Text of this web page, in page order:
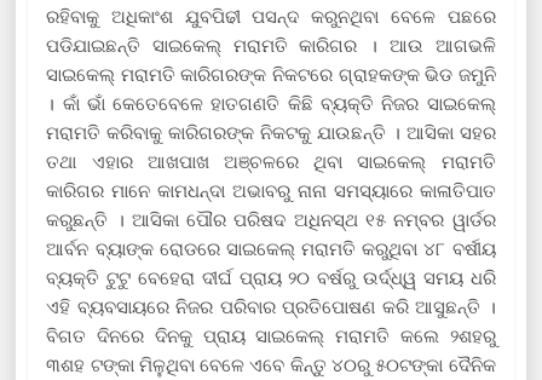
ରହିବାକୁ ଅଧିକାଂଶ ଯୁବପିଢୀ ପସନ୍ଦ କରୁନଥିବା ବେଳେ ପଛରେ
ପଡିଯାଇଛନ୍ତି ସାଇକେଲ୍ ମରାମତି କାରିଗର । ଆଉ ଆଗଭଳି
ସାଇକେଲ୍ ମରାମତି କାରିଗରଙ୍କ ନିକଟରେ ଗ୍ରାହକଙ୍କ ଭିଡ ଜମୁନି
। କାଁ ଭାଁ କେତେବେଳେ ହାତଗଣତି କିଛି ବ୍ୟକ୍ତି ନିଜର ସାଇକେଲ୍
ମରାମତି କରିବାକୁ କାରିଗରଙ୍କ ନିକଟକୁ ଯାଉଛନ୍ତି । ଆସିକା ସହର
ତଥା ଏହାର ଆଖପାଖ ଅଞ୍ଚଳରେ ଥିବା ସାଇକେଲ୍ ମରାମତି
କାରିଗର ମାନେ କାମଧନ୍ଦା ଅଭାବରୁ ନାନା ସମସ୍ୟାରେ କାଳାତିପାତ
କରୁଛନ୍ତି । ଆସିକା ପୌର ପରିଷଦ ଅଧିନସ୍ଥ ୧୫ ନମ୍ବର ୱାର୍ଡର
ଆର୍ବନ ବ୍ୟାଙ୍କ ରୋଡରେ ସାଇକେଲ୍ ମରାମତି କରୁଥିବା ୪୮ ବର୍ଷୀୟ
ବ୍ୟକ୍ତି ଟୁଟୁ ବେହେରା ଦୀର୍ଘ ପ୍ରାୟ ୨୦ ବର୍ଷରୁ ଉର୍ଦ୍ଧ୍ୱ ସମୟ ଧରି
ଏହି ବ୍ୟବସାୟରେ ନିଜର ପରିବାର ପ୍ରତିପୋଷଣ କରି ଆସୁଛନ୍ତି ।
ବିଗତ ଦିନରେ ଦିନକୁ ପ୍ରାୟ ସାଇକେଲ୍ ମରାମତି କଲେ ୨ଶହରୁ
୩ଶହ ଟଙ୍କା ମିଳୁଥିବା ବେଳେ ଏବେ କିନ୍ତୁ ୪୦ରୁ ୫୦ଟଙ୍କା ଦୈନିକ